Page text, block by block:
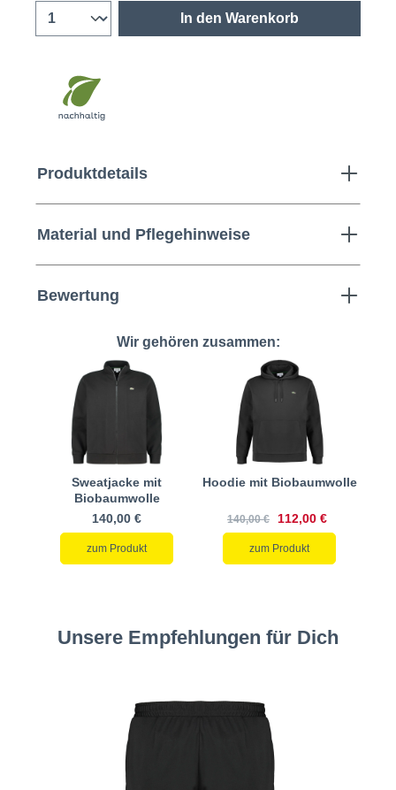
In den Warenkorb
Produktdetails
Material und Pflegehinweise
Bewertung
Wir gehören zusammen:
Sweatjacke mit
Biobaumwolle
140,00 €
zum Produkt
Hoodie mit Biobaumwolle
140,00 € 112,00 €
zum Produkt
Unsere Empfehlungen für Dich